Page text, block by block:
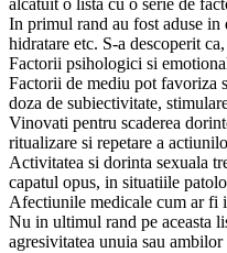
alcatuit o lista cu o serie de
In primul rand au fost aduse in
hidratare etc. S-a descoperit
Factorii psihologici si
Factorii de mediu pot favoriza
doza de subiectivitate,
Vinovati pentru scaderea
ritualizare si repetare a
Activitatea si dorinta sexuala
capatul opus, in situatiile
Afectiunile medicale cum ar fi
Nu in ultimul rand pe aceasta
agresivitatea unuia sau